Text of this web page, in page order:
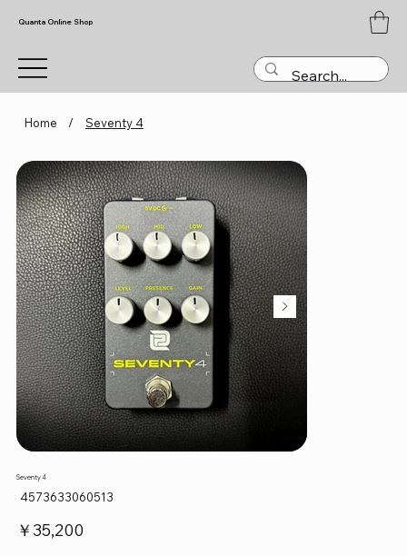
Quanta Online Shop
Home / Seventy 4
Seventy 4
SKU：
4573633060513
価
格
￥35,200